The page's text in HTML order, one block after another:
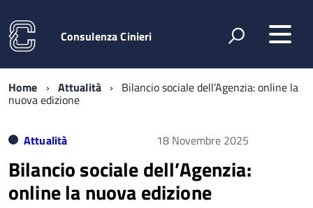
Consulenza Cinieri
Home Attualità Bilancio sociale dell’Agenzia: online la
nuova edizione
Attualità 18 Novembre 2025
Bilancio sociale dell’Agenzia:
online la nuova edizione